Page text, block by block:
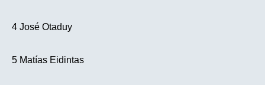
4 José Otaduy
5 Matías Eidintas